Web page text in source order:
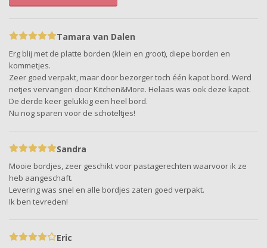
Tamara van Dalen
Erg blij met de platte borden (klein en groot), diepe borden en
kommetjes.
Zeer goed verpakt, maar door bezorger toch één kapot bord. Werd
netjes vervangen door Kitchen&More. Helaas was ook deze kapot.
De derde keer gelukkig een heel bord.
Nu nog sparen voor de schoteltjes!
Sandra
Mooie bordjes, zeer geschikt voor pastagerechten waarvoor ik ze
heb aangeschaft.
Levering was snel en alle bordjes zaten goed verpakt.
Ik ben tevreden!
Eric